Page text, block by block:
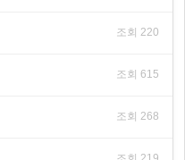
조회 220
조회 615
조회 268